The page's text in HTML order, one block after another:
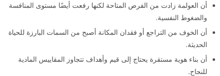
أن العولمة زادت من الفرص المتاحة لكنها رفعت أيضًا مستوى المنافسة
والضغوط النفسية.
أن الخوف من التراجع أو فقدان المكانة أصبح من السمات البارزة للحياة
الحديثة.
أن بناء هوية مستقرة يحتاج إلى قيم وأهداف تتجاوز المقاييس المادية
للنجاح.